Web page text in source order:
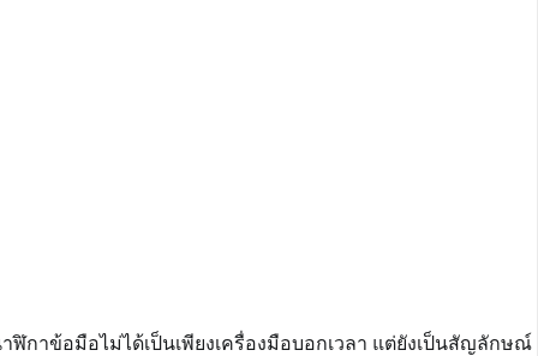
กาข้อมือไม่ได้เป็นเพียงเครื่องมือบอกเวลา แต่ยังเป็นสัญลักษณ์